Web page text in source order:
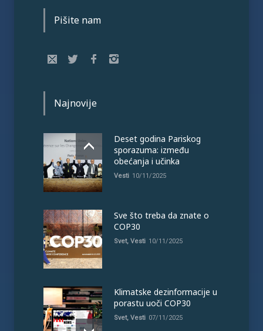
Pišite nam
Najnovije
Deset godina Pariskog
sporazuma: između
obećanja i učinka
Vesti 10/11/2025
Sve što treba da znate o
COP30
Svet, Vesti 10/11/2025
Klimatske dezinformacije u
porastu uoči COP30
Svet, Vesti 07/11/2025